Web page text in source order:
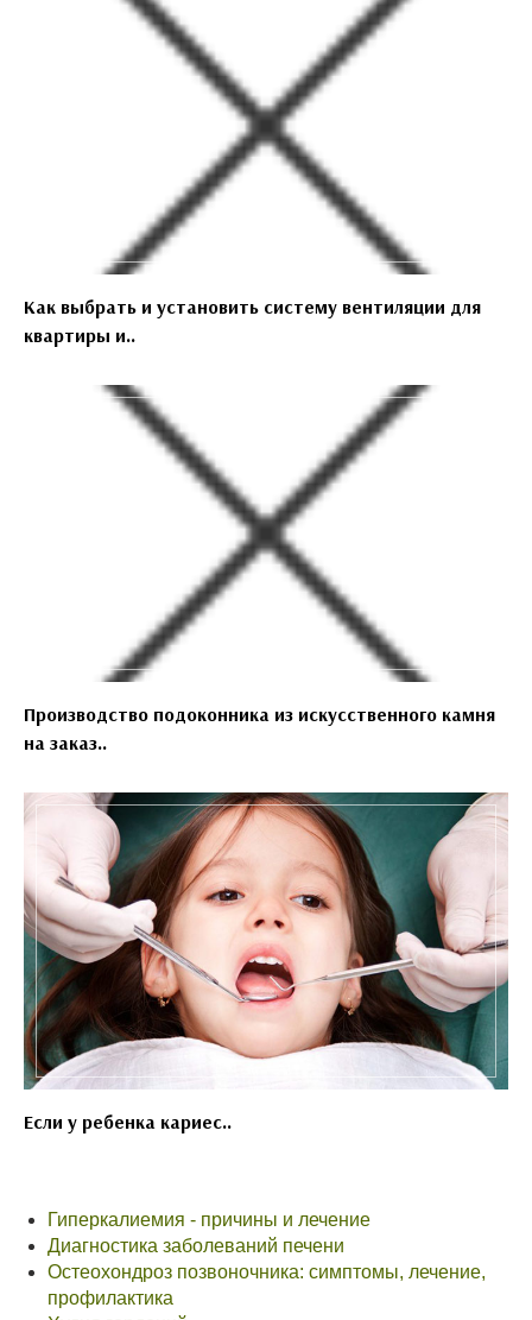
Как выбрать и установить систему вентиляции для
квартиры и..
Производство подоконника из искусственного камня
на заказ..
Если у ребенка кариес..
Гиперкалиемия - причины и лечение
Диагностика заболеваний печени
Остеохондроз позвоночника: симптомы, лечение,
профилактика